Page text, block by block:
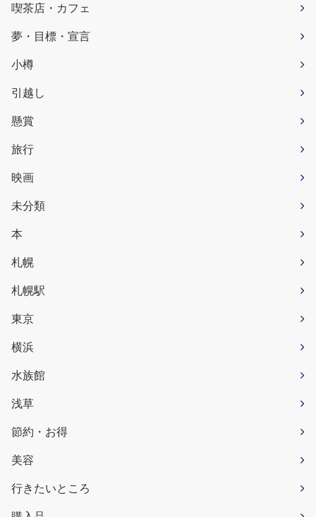
喫茶店・カフェ
夢・目標・宣言
小樽
引越し
懸賞
旅行
映画
未分類
本
札幌
札幌駅
東京
横浜
水族館
浅草
節約・お得
美容
行きたいところ